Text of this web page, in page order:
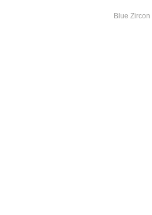
BLUE ZIRCON
Blue Zircon